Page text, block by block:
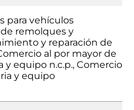
para vehículos
remolques y
y reparación de
al por mayor de
equipo n.c.p., Comercio
y equipo